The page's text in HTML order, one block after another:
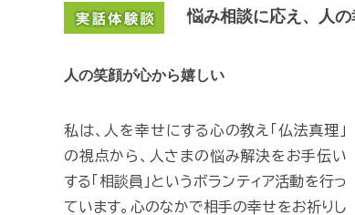
悩み相談に応え、人の
人の笑顔が心から嬉しい
私は、人を幸せにする心の教え「仏法真理」
の視点から、人さまの悩み解決をお手伝い
する「相談員」というボランティア活動を行っ
ています。心のなかで相手の幸せをお祈りし